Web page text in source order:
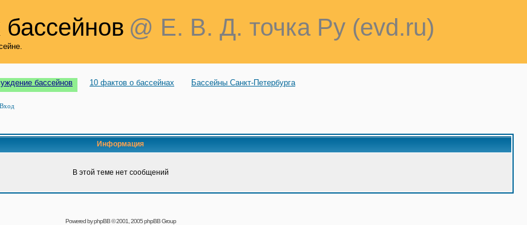
@ Е. В. Д. точка Ру (evd.ru)
бассейнов 10 фактов о бассейнах Бассейны Санкт-Петербурга
Вход
Информация
В этой теме нет сообщений
Powered byphpBB© 2001, 2005 phpBB Group